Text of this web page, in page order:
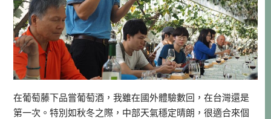
在葡萄藤下品嘗葡萄酒，我雖在國外體驗數回，在台灣還是
第一次。特別如秋冬之際，中部天氣穩定晴朗，很適合來個